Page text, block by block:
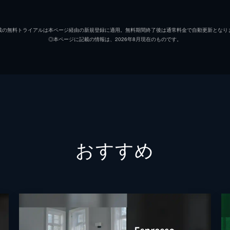
無料トライアルは本ページ経由の新規登録に適用。無料期間終了後は通常料金で自動更新となり
◎本ページに記載の情報は、2026年8月現在のものです。
おすすめ